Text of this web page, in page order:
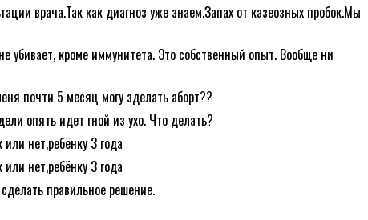
врача.Так как диагноз уже знаем.Запах от казеозных пробок.Мы
убивает, кроме иммунитета. Это собственный опыт. Вообще ни
почти 5 месяц могу зделать аборт??
опять идет гной из ухо. Что делать?
нет,ребёнку 3 года
нет,ребёнку 3 года
правильное решение.